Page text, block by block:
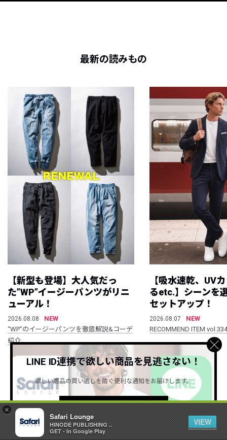
×
Safari Lounge
HINODE PUBLISHING ..
GET - In Google Play
VIEW
最新の読みもの
【新型も登場】大人気だっ
た”WP”イージーパンツがリニ
ューアル！
2026.08.08
NEW
“WP”のイージーパンツを徹底解説&コーデ
紹介
【吸水速乾、UV
るetc.】シーンを
セットアップ！
2026.08.07
NEW
RECOMMEND ITEM vol.334
すべて見る
公式SNSアカウント
LINE ID連携で欲しい商品を見逃さない！
欲しい商品の買い逃しを防ぐ便利な通知をお届けします。
詳しくはこちら ＞